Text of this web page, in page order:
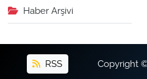
Haber Arşivi
RSS Copyright ©